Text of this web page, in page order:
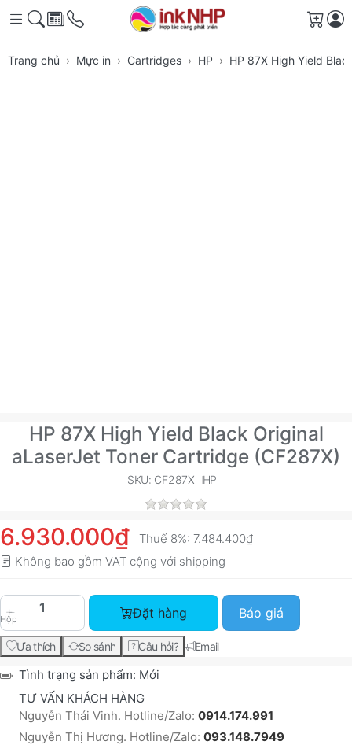
Giỏ
Trang chủ Mực in Cartridges HP HP 87X High Yield
HP 87X High Yield Black Original
aLaserJet Toner Cartridge (CF287X)
SKU: CF287X HP
6.930.000₫ Thuế 8%: 7.484.400₫
Không bao gồm VAT cộng với shipping
Hộp
HP 87X High Yield Black Original aLaserJet
Đặt hàng Báo giá
Ưa thích So sánh Câu hỏi? Email
Tình trạng sản phẩm: Mới
TƯ VẤN KHÁCH HÀNG
Nguyễn Thái Vinh. Hotline/Zalo: 0914.174.991
Nguyễn Thị Hương. Hotline/Zalo: 093.148.7949